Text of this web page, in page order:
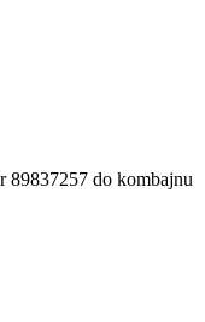
89837257 do kombajnu